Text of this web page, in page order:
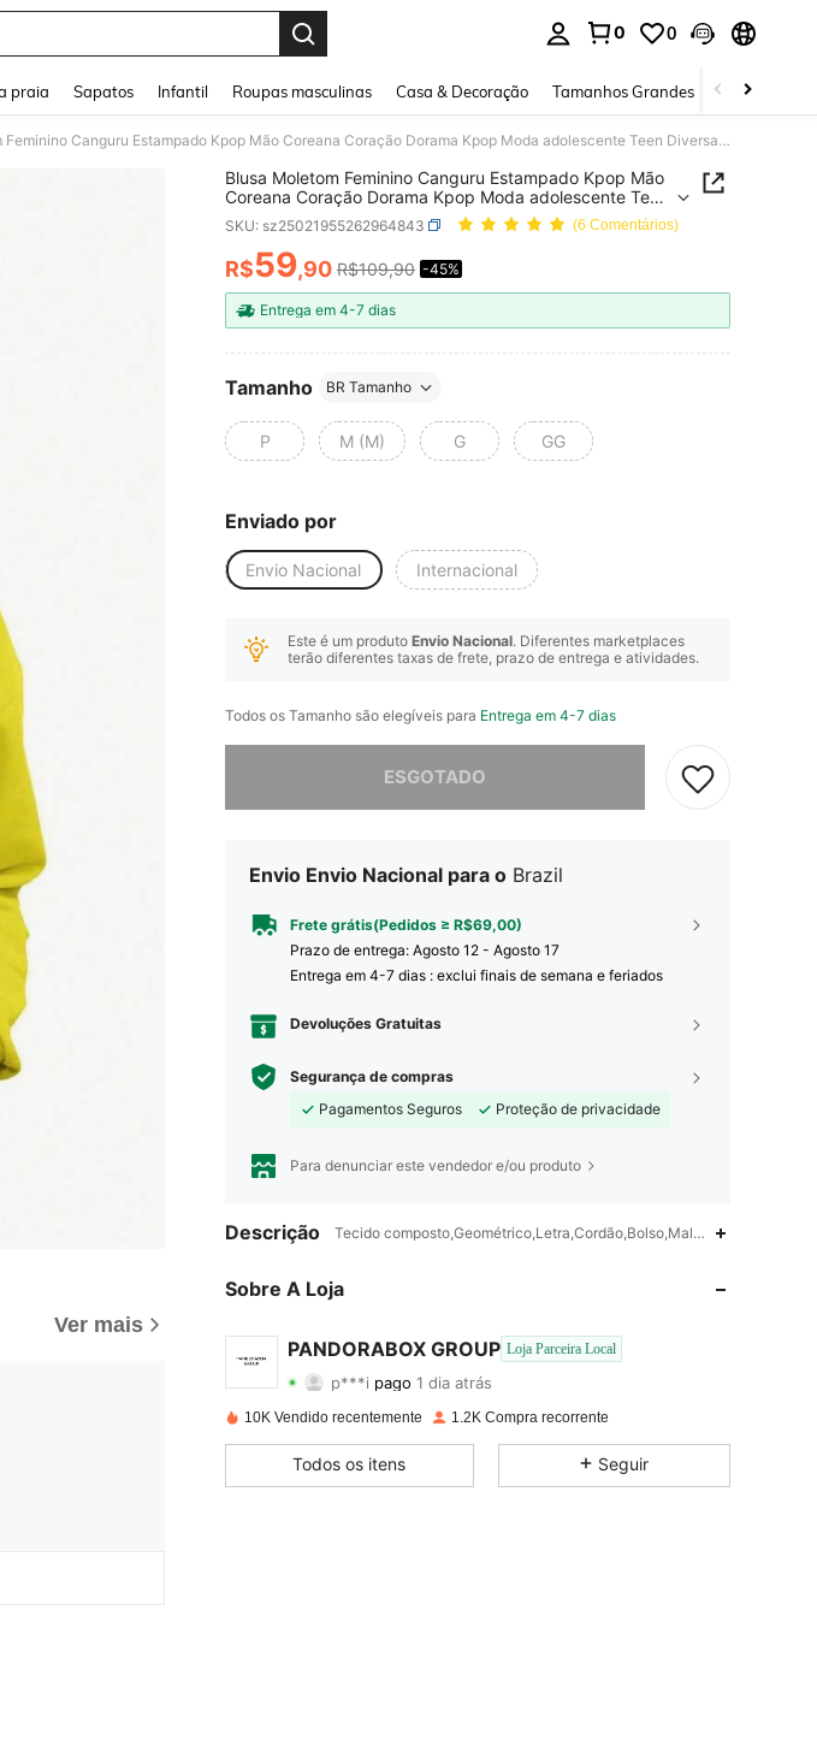
0 0
praia Sapatos Infantil Roupas masculinas Casa & Decoração Tamanhos Grandes Joias e
Blusa Moletom Feminino Canguru Estampado Kpop Mão Coreana Coração Dorama Kpop Moda adolescente Teen Diversas cores
Ver mais
Blusa Moletom Feminino Canguru Estampado Kpop Mão
Coreana Coração Dorama Kpop Moda adolescente Teen
Diversas cores
SKU: sz25021955262964843 (6 Comentários)
PRICE AND AVAILABILITY
R$59,90 R$109,90 -45%
Entrega em 4-7 dias
Tamanho BR Tamanho
P M (M) G GG
Enviado por
Envio Nacional Internacional
Este é um produto Envio Nacional. Diferentes marketplaces
terão diferentes taxas de frete, prazo de entrega e atividades.
Todos os Tamanho são elegíveis para Entrega em 4-7 dias
ESGOTADO
Envio Envio Nacional para o Brazil
Frete grátis(Pedidos ≥ R$69,00)
Prazo de entrega: Agosto 12 - Agosto 17
Entrega em 4-7 dias : exclui finais de semana e feriados
Devoluções Gratuitas
Segurança de compras
Pagamentos Seguros
Proteção de privacidade
Para denunciar este vendedor e/ou produto
Descrição Tecido composto,Geométrico,Letra,Cordão,Bolso,Malhado
Sobre A Loja
PANDORABOX GROUP Loja Parceira Local
1.7K 2.3K
p***i pago 1 dia atrás
10K Vendido recentemente 1.2K Compra recorrente
Todos os itens Seguir